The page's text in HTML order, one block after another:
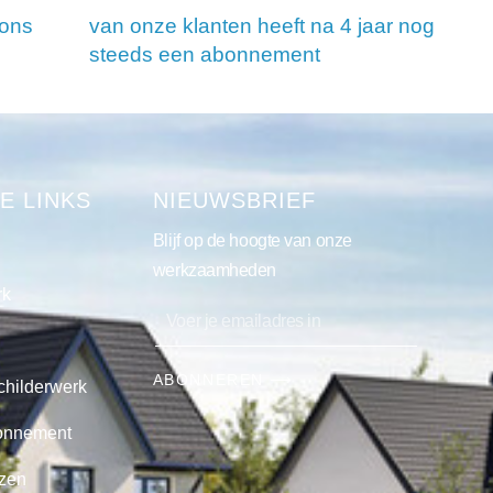
van onze klanten heeft na 4 jaar nog
steeds een abonnement
LINKS NIEUWSBRIEF
Blijf op de hoogte van onze
werkzaamheden
ABONNEREN ⟶